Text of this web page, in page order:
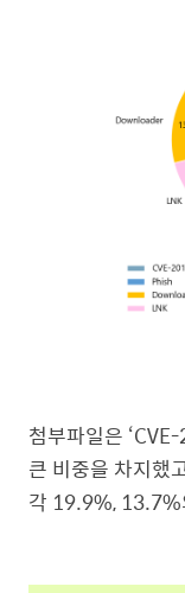
첨부파일은
큰 비중을 차지했
각 19.9%, 13.7%